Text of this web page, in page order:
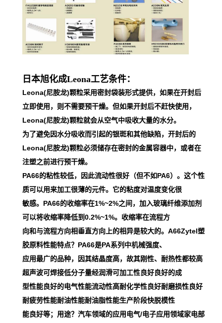
日本旭化成Leona工艺条件：
Leona(尼胺龙)颗粒采用密封袋装形式提供，如果在开封后
立即使用，则不需要预干燥。但如果开封后不赶快使用，
Leona(尼胺龙)颗粒就会从空气中吸收大量的水分。
为了避免因水分吸收而引起的银斑和其他缺陷，开封后的
Leona(尼胺龙)颗粒必须储存在密封的金属容器中，或者在
注塑之前进行预干燥。
PA66的粘性较低，因此流动性很好（但不如PA6）。这个性
质可以用来加工很薄的元件。它的粘度对温度变化很
敏感。PA66的收缩率在1%~2%之间，加入玻璃纤维添加剂
可以将收缩率降低到0.2%~1%。收缩率在流程方
向和与流程方向相垂直方向上的相异是较大的。A66Zytel塑
胶原料性能特点？PA66是PA系列中机械强度、
应用最广的品种，因其结晶度高，故其刚性、耐热性都较高
超声波可焊接低分子量经润滑可加工性良好良好的成
型性能良好的电气性能流动性高耐化学性良好耐磨损性良好
耐疲劳性能耐油性能耐油脂性能生产阶段快脱模性
能良好等；用途？汽车领域的应用电气/电子应用领域家电部